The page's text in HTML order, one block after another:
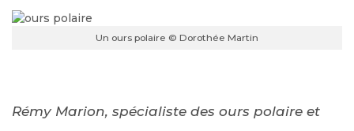
Un ours polaire © Dorothée Martin
Rémy Marion, spécialiste des ours polaire et